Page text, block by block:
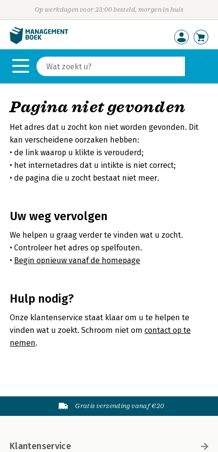
Op werkdagen voor 23:00 besteld, morgen in huis
Pagina niet gevonden
Het adres dat u zocht kon niet worden gevonden. Dit
kan verscheidene oorzaken hebben:
de link waarop u klikte is verouderd;
het internetadres dat u intikte is niet correct;
de pagina die u zocht bestaat niet meer.
Uw weg vervolgen
We helpen u graag verder te vinden wat u zocht.
Controleer het adres op spelfouten.
Begin opnieuw vanaf de homepage
Hulp nodig?
Onze klantenservice staat klaar om u te helpen te
vinden wat u zoekt. Schroom niet om contact op te
nemen.
Gratis verzending vanaf €20
Klantenservice